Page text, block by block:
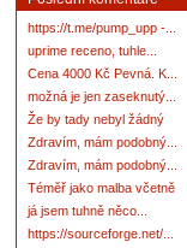
https://t.me/pump_upp -...
uprime receno, tuhle...
Cena 4000 Kč Pevná. K...
možná je jen zaseknutý...
Že by tady nebyl žádný
Zdravím, mám podobný...
Zdravím, mám podobný...
Téměř jako malba včetně
já jsem tuhně něco...
https://sourceforge.net/...